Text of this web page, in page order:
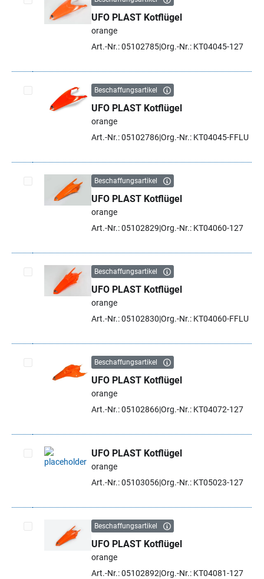
Artikel auswählen
UFO PLAST Kotflügel
orange
Art.-Nr.: 05102785Org.-Nr.: KT04045-127
Artikel auswählen
Beschaffungsartikel
UFO PLAST Kotflügel
orange
Art.-Nr.: 05102786Org.-Nr.: KT04045-FFLU
Artikel auswählen
Beschaffungsartikel
UFO PLAST Kotflügel
orange
Art.-Nr.: 05102829 Org.-Nr.: KT04060-127
Artikel auswählen
Beschaffungsartikel
UFO PLAST Kotflügel
orange
Art.-Nr.: 05102830 Org.-Nr.: KT04060-FFLU
Artikel auswählen
Beschaffungsartikel
UFO PLAST Kotflügel
orange
Art.-Nr.: 05102866Org.-Nr.: KT04072-127
Artikel auswählen
UFO PLAST Kotflügel
orange
Art.-Nr.: 05103056Org.-Nr.: KT05023-127
Artikel auswählen
Beschaffungsartikel
UFO PLAST Kotflügel
orange
Art.-Nr.: 05102892 Org.-Nr.: KT04081-127